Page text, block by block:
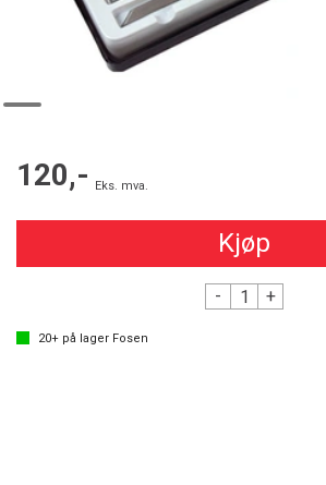
120,- Eks. mva.
Kjøp
- +
20+ på lager Fosen